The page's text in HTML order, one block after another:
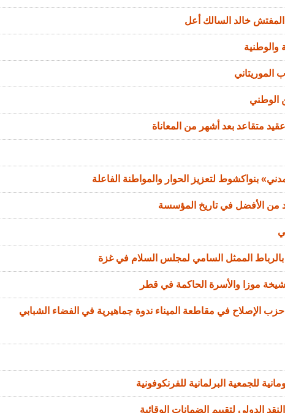
خالد السالك أعل
والوطنية
الوطني
متقاعد بعد أشهر من المعاناة
بنواكشوط لتعزيز الحوار والمواطنة الفاعلة
من الأفضل في تاريخ المؤسسة
بالرباط الممثل السامي لمجلس السلام في غزة
موزا والأسرة الحاكمة في قطر
الإصلاح في مقاطعة الميناء ندوة جماهيرية في الفضاء الشبابي
للجمعية البرلمانية للفرنكوفونية
الدولي لتقييم الضمانات الوقائية